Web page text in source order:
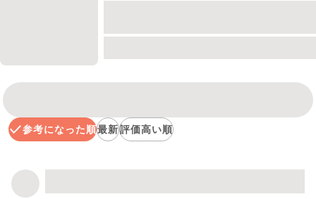
参考になった順最新評価高い順